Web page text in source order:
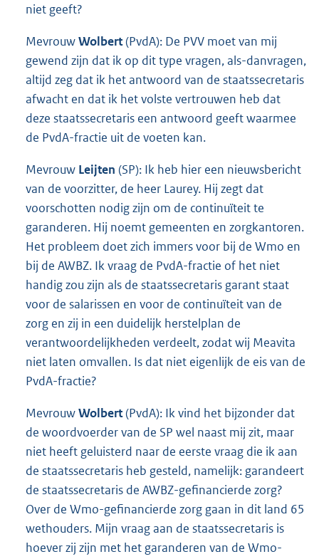
niet geeft?
MevrouwWolbert(PvdA): De PVV moet van mij
gewend zijn dat ik op dit type vragen, als-danvragen,
altijd zeg dat ik het antwoord van de staatssecretaris
afwacht en dat ik het volste vertrouwen heb dat
deze staatssecretaris een antwoord geeft waarmee
de PvdA-fractie uit de voeten kan.
Mevrouw Leijten (SP): Ik heb hier een nieuwsbericht
van de voorzitter, de heer Laurey. Hij zegt dat
voorschotten nodig zijn om de continuïteit te
garanderen. Hij noemt gemeenten en zorgkantoren.
Het probleem doet zich immers voor bij de Wmo en
bij de AWBZ. Ik vraag de PvdA-fractie of het niet
handig zou zijn als de staatssecretaris garant staat
voor de salarissen en voor de continuïteit van de
zorg en zij in een duidelijk herstelplan de
verantwoordelijkheden verdeelt, zodat wij Meavita
niet laten omvallen. Is dat niet eigenlijk de eis van de
PvdA-fractie?
MevrouwWolbert(PvdA): Ik vind het bijzonder dat
de woordvoerder van de SP wel naast mij zit, maar
niet heeft geluisterd naar de eerste vraag die ik aan
de staatssecretaris heb gesteld, namelijk: garandeert
de staatssecretaris de AWBZ-gefinancierde zorg?
Over de Wmo-gefinancierde zorg gaan in dit land 65
wethouders. Mijn vraag aan de staatssecretaris is
hoever zij zijn met het garanderen van de Wmo-